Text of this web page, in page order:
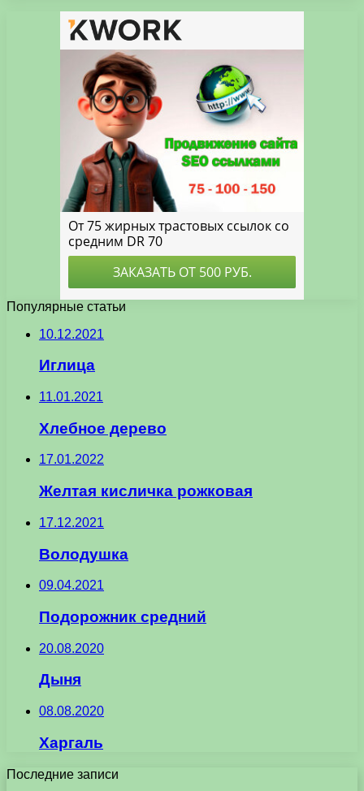
Популярные статьи
10.12.2021
Иглица
11.01.2021
Хлебное дерево
17.01.2022
Желтая кисличка рожковая
17.12.2021
Володушка
09.04.2021
Подорожник средний
20.08.2020
Дыня
08.08.2020
Харгаль
Последние записи